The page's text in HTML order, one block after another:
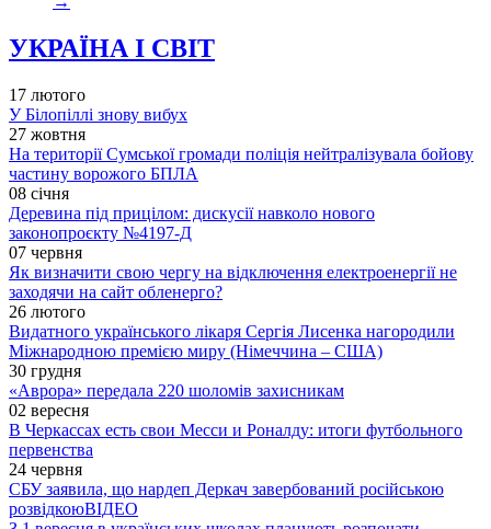
УКРАЇНА І СВІТ
17 лютого
У Білопіллі знову вибух
27 жовтня
На території Сумської громади поліція нейтралізувала бойову
частину ворожого БПЛА
08 січня
Деревина під прицілом: дискусії навколо нового
законопроєкту №4197-Д
07 червня
Як визначити свою чергу на відключення електроенергії не
заходячи на сайт обленерго?
26 лютого
Видатного українського лікаря Сергія Лисенка нагородили
Міжнародною премією миру (Німеччина – США)
30 грудня
«Аврора» передала 220 шоломів захисникам
02 вересня
В Черкассах есть свои Месси и Роналду: итоги футбольного
первенства
24 червня
СБУ заявила, що нардеп Деркач завербований російською
розвідкоюВІДЕО